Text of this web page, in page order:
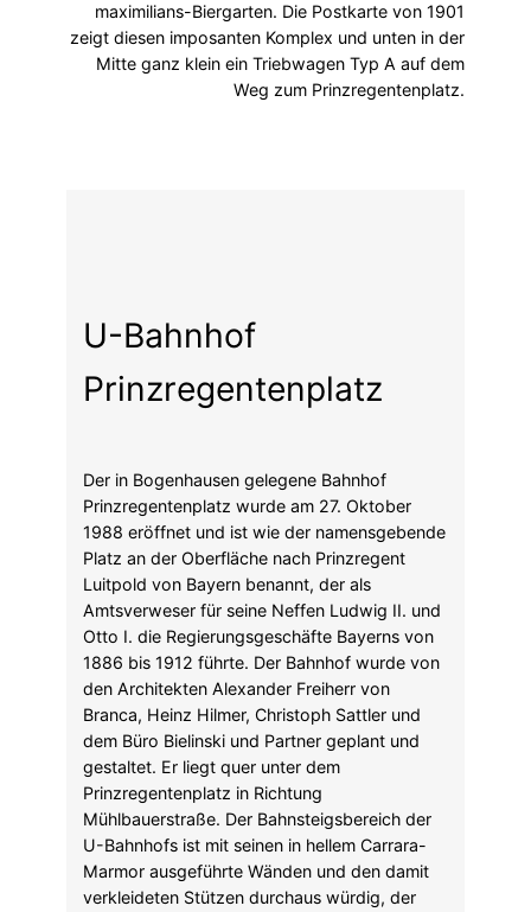
maximilians-Biergarten. Die Postkarte von 1901
zeigt diesen imposanten Komplex und unten in der
Mitte ganz klein ein Triebwagen Typ A auf dem
Weg zum Prinzregentenplatz.
U-Bahnhof
Prinzregentenplatz
Der in Bogenhausen gelegene Bahnhof
Prinzregentenplatz wurde am 27. Oktober
1988 eröffnet und ist wie der namensgebende
Platz an der Oberfläche nach Prinzregent
Luitpold von Bayern benannt, der als
Amtsverweser für seine Neffen Ludwig II. und
Otto I. die Regierungsgeschäfte Bayerns von
1886 bis 1912 führte. Der Bahnhof wurde von
den Architekten Alexander Freiherr von
Branca, Heinz Hilmer, Christoph Sattler und
dem Büro Bielinski und Partner geplant und
gestaltet. Er liegt quer unter dem
Prinzregentenplatz in Richtung
Mühlbauerstraße. Der Bahnsteigsbereich der
U-Bahnhofs ist mit seinen in hellem Carrara-
Marmor ausgeführte Wänden und den damit
verkleideten Stützen durchaus würdig, der